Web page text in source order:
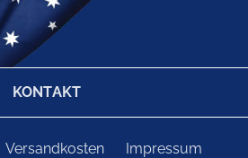
KONTAKT
Versandkosten Impressum